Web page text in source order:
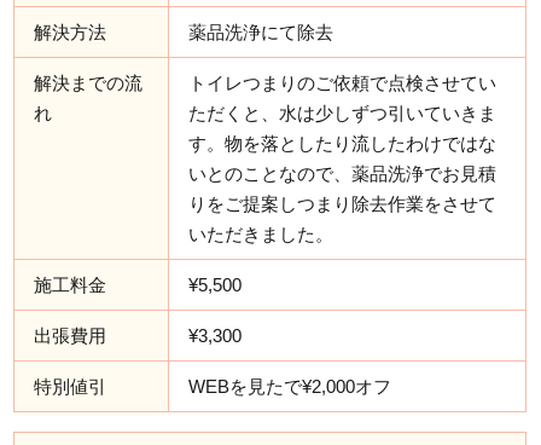
解決方法 薬品洗浄にて除去
解決までの流
れ
トイレつまりのご依頼で点検させてい
ただくと、水は少しずつ引いていきま
す。物を落としたり流したわけではな
いとのことなので、薬品洗浄でお見積
りをご提案しつまり除去作業をさせて
いただきました。
施工料金 ¥5,500
出張費用 ¥3,300
特別値引 WEBを見たで¥2,000オフ